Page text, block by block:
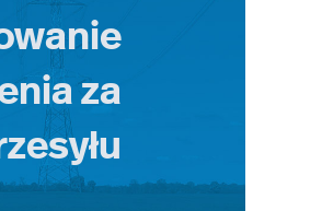
za